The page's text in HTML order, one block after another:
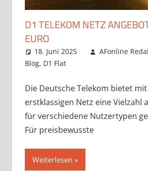
D1 TELEKOM NETZ
EURO
18. Juni 2025
AFonline
Blog, D1 Flat
Die Deutsche Telekom bietet
erstklassigen Netz eine Vielzahl
für verschiedene Nutzertypen
Für preisbewusste
Weiterlesen